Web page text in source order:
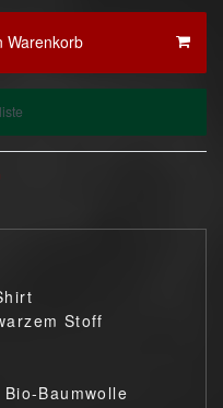
Warenkorb
Stoff
Baumwolle